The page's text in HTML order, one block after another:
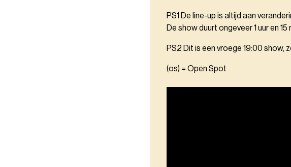
PS1 De line-up is altijd aan
De show duurt ongeveer 1 uur en
PS2 Dit is een vroege 19:00 show,
(os) = Open Spot